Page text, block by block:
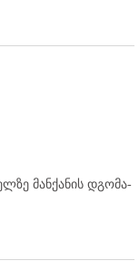
მანქანის დგომა-